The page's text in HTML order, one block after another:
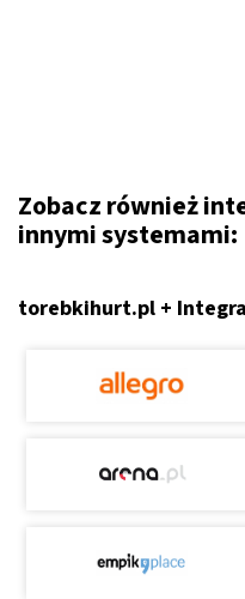
Zobacz również
innymi systemami:
torebkihurt.pl +